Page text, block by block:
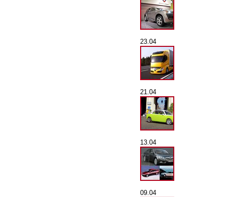
23.04
21.04
13.04
09.04